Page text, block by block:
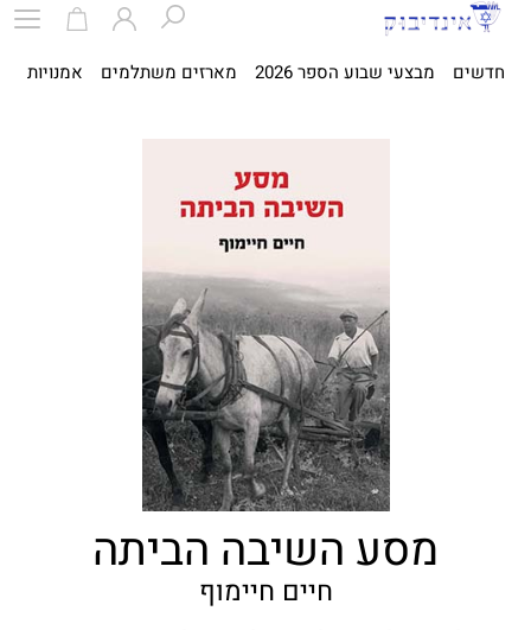
חדשים מבצעי שבוע הספר 2026 מארזים משתלמים אמנויות
מסע השיבה הביתה
חיים חיימוף